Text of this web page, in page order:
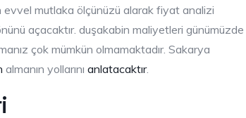
evvel mutlaka ölçünüzü alarak fiyat analizi
açacaktır. duşakabin maliyetleri günümüzde
çok mümkün olmamaktadır. Sakarya
almanın yollarını anlatacaktır.